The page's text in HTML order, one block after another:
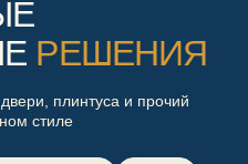
РЕШЕНИЯ
плинтуса и прочий
стиле